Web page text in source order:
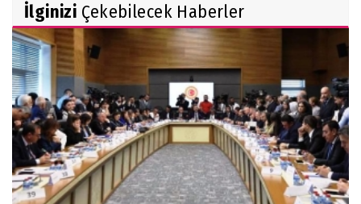
İlginizi Çekebilecek Haberler